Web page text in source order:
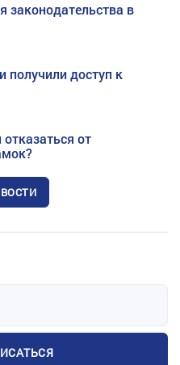
законодательства в
получили доступ к
от